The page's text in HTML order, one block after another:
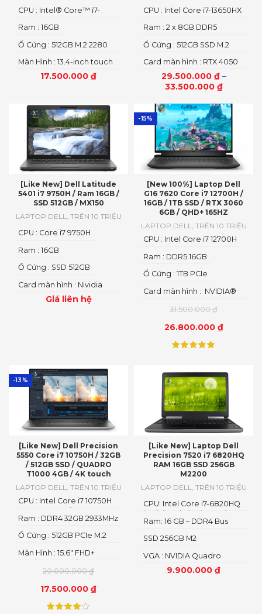
17.500.000 ₫
Màn Hình : 13.4-inch touch
Ổ Cứng : 512GB M.2 2280
Ram : 16GB
CPU : Intel® Core™ i7-
29.500.000 ₫–
33.500.000 ₫
Card màn hình : RTX 4050
Ổ Cứng : 512GB SSD M.2
Ram : 2 x 8GB DDR5
CPU : Intel Core i7-13650HX
[Like New] Dell Latitude
5401 i7 9750H / Ram 16GB /
SSD 512GB / MX150
LAPTOP DELL, TRÊN 10 TRIỆU
Giá liên hệ
Card màn hình : Nividia
Ổ Cứng : SSD 512GB
Ram : 16GB
CPU : Core i7 9750H
-15%
[New 100%] Laptop Dell
G16 7620 Core i7 12700H /
16GB / 1TB SSD / RTX 3060
6GB / QHD+ 165HZ
LAPTOP DELL, TRÊN 10 TRIỆU
31.500.000₫
26.800.000 ₫
Card màn hình : NVIDIA®
GDDR6
Ổ Cứng : 1TB PCIe
Ram : DDR5 16GB
CPU : Intel Core i7 12700H
-13%
[Like New] Dell Precision
5550 Core i7 10750H / 32GB
/ 512GB SSD / QUADRO
T1000 4GB / 4K touch
LAPTOP DELL
TRÊN 10 TRIỆU
20.000.000₫
17.500.000 ₫
Màn Hình : 15.6″ FHD+
1920*1200 500Nits 100%
Ổ Cứng : 512GB PCIe M.2
Ram : DDR4 32GB 2933MHz
CPU : Intel Core i7 10750H
Up To 5.0GHz (6 Cores
12MB Cache)
[Like New] Laptop Dell
Precision 7520 i7 6820HQ
RAM 16GB SSD 256GB
M2200
LAPTOP DELL
TRÊN 10 TRIỆU
9.900.000 ₫
VGA : NVIDIA Quadro
SSD 256GB M2
Ram: 16 GB – DDR4 Bus
CPU: Intel Core i7-6820HQ
(4 nhân 8 luồng), 2.9 Ghz